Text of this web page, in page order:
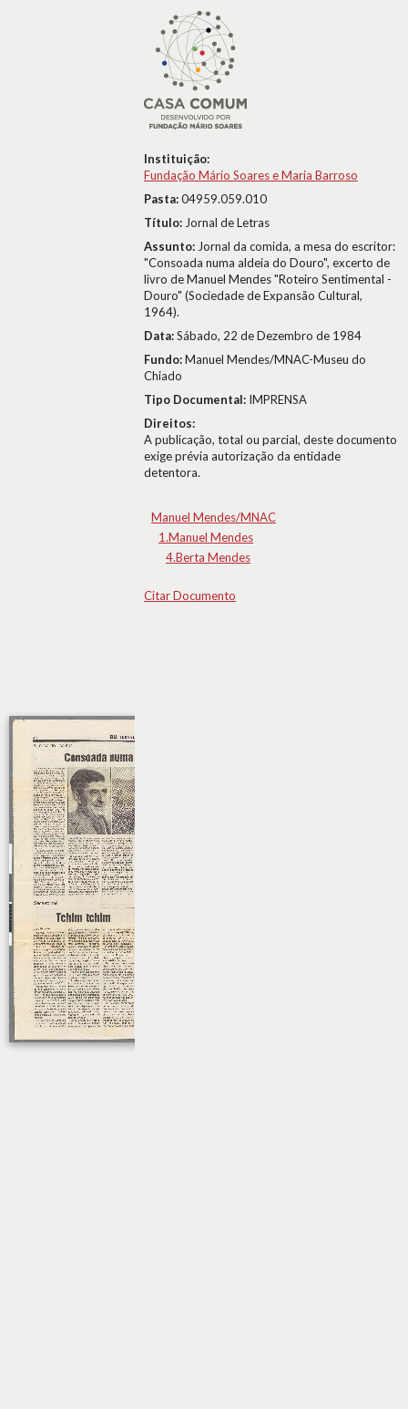
Instituição:
Fundação Mário Soares e Maria Barroso
Pasta:04959.059.010
Título: Jornal de Letras
Assunto: Jornal da comida, a mesa do escritor:
"Consoada numa aldeia do Douro", excerto de
livro de Manuel Mendes "Roteiro Sentimental -
Douro" (Sociedade de Expansão Cultural,
1964).
Data:Sábado, 22 de Dezembro de 1984
Fundo:Manuel Mendes/MNAC-Museu do
Chiado
Tipo Documental: IMPRENSA
Direitos:
A publicação, total ou parcial, deste documento
exige prévia autorização da entidade
detentora.
Manuel Mendes/MNAC
1.Manuel Mendes
4.Berta Mendes
Citar Documento